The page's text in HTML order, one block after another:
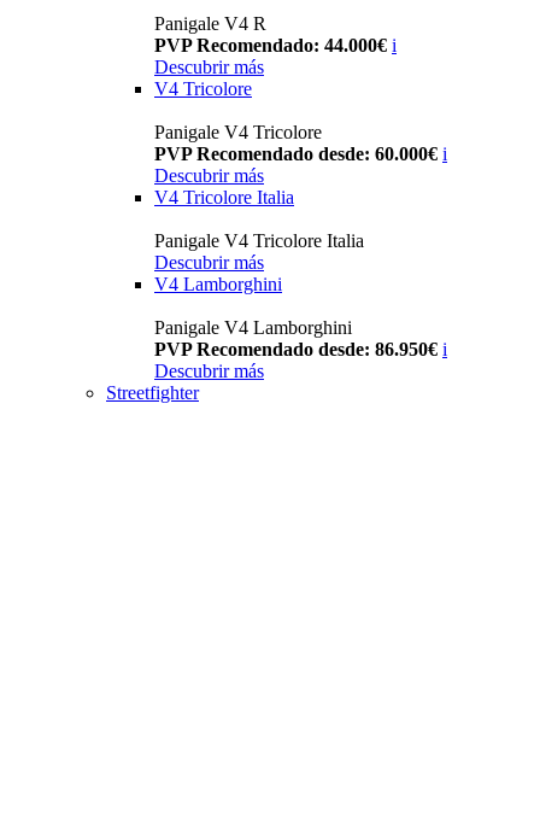
Panigale V4 R
PVP Recomendado: 44.000€ i
Descubrir más
V4 Tricolore
Panigale V4 Tricolore
PVP Recomendado desde: 60.000€ i
Descubrir más
V4 Tricolore Italia
Panigale V4 Tricolore Italia
Descubrir más
V4 Lamborghini
Panigale V4 Lamborghini
PVP Recomendado desde: 86.950€ i
Descubrir más
Streetfighter